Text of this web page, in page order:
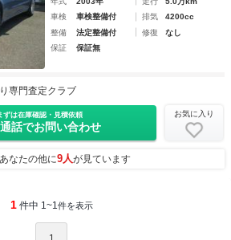
車検
車検整備付 排気
4200cc
整備
法定整備付 修復
なし
保証
保証無
専門査定クラブ
ずは在庫確認・見積依頼
話でお問い合わせ
お気に入り
なたの他に9人が見ています
1 件中 1~1件を表示